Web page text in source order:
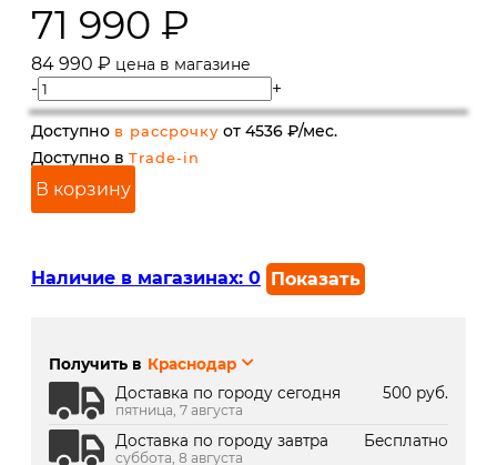
71 990 ₽
84 990 ₽ цена в магазине
- +
Доступно в рассрочку от 4536 ₽/мес.
Доступно в Trade-in
В корзину
Наличие в магазинах: 0 Показать
г. Краснодар, ТК Медиаплаза:
Получить в Краснодар
Доставка по городу сегодня
500 руб.
пятница, 7 августа
Доставка по городу завтра Бесплатно
суббота, 8 августа